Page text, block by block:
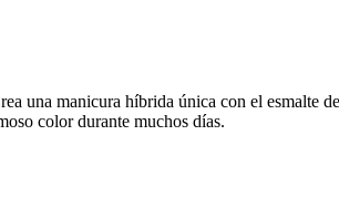
una manicura híbrida única con el esmalte
color durante muchos días.